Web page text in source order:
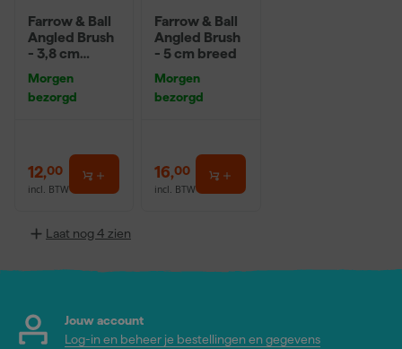
Farrow & Ball
Angled Brush
- 3,8 cm
Morgen
bezorgd
12,00
incl. BTW
Farrow & Ball
Angled Brush
- 5 cm breed
Morgen
bezorgd
16,00
incl. BTW
Laat nog 4 zien
Jouw account
Log-in en beheer je bestellingen en gegevens